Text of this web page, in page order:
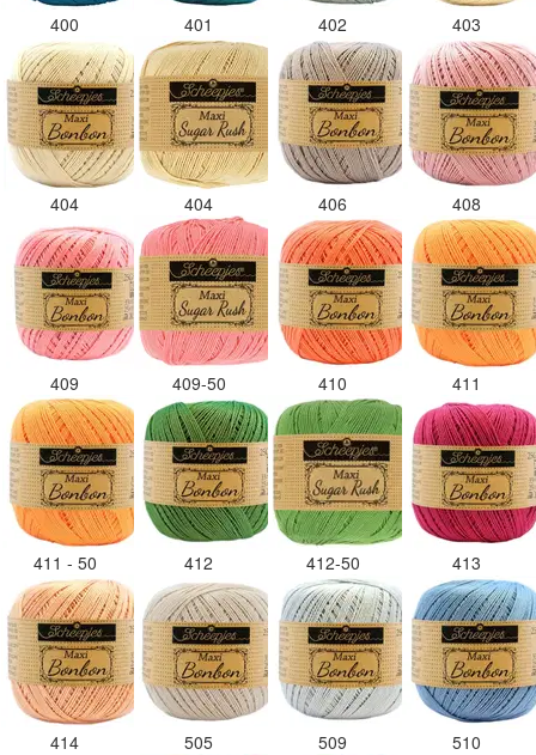
400 401 402 403
404 404 406 408
409 409-50 410 411
411 - 50 412 412-50 413
414 505 509 510